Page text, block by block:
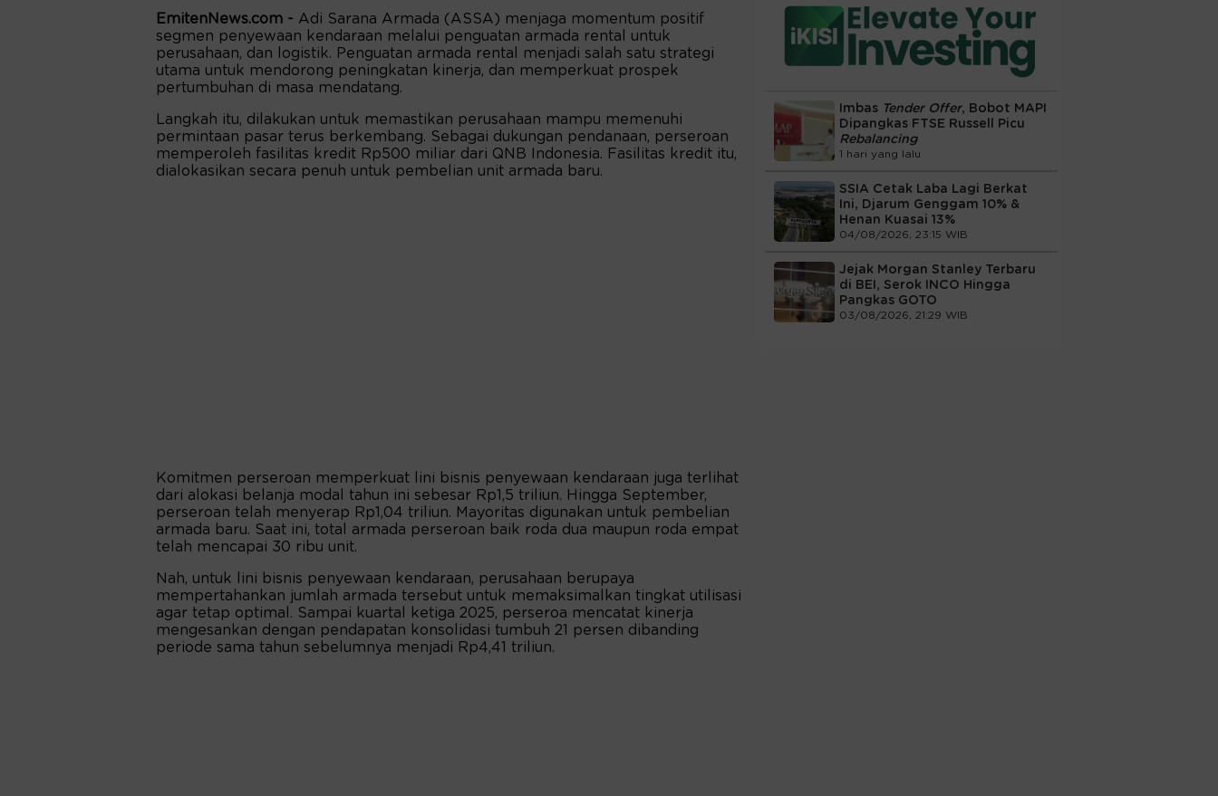
EmitenNews.com - Adi Sarana Armada (ASSA) menjaga momentum positif
segmen penyewaan kendaraan melalui penguatan armada rental untuk
perusahaan, dan logistik. Penguatan armada rental menjadi salah satu strategi
utama untuk mendorong peningkatan kinerja, dan memperkuat prospek
pertumbuhan di masa mendatang.
Langkah itu, dilakukan untuk memastikan perusahaan mampu memenuhi
permintaan pasar terus berkembang. Sebagai dukungan pendanaan, perseroan
memperoleh fasilitas kredit Rp500 miliar dari QNB Indonesia. Fasilitas kredit itu,
dialokasikan secara penuh untuk pembelian unit armada baru.
Komitmen perseroan memperkuat lini bisnis penyewaan kendaraan juga terlihat
dari alokasi belanja modal tahun ini sebesar Rp1,5 triliun. Hingga September,
perseroan telah menyerap Rp1,04 triliun. Mayoritas digunakan untuk pembelian
armada baru. Saat ini, total armada perseroan baik roda dua maupun roda empat
telah mencapai 30 ribu unit.
Nah, untuk lini bisnis penyewaan kendaraan, perusahaan berupaya
mempertahankan jumlah armada tersebut untuk memaksimalkan tingkat utilisasi
agar tetap optimal. Sampai kuartal ketiga 2025, perseroa mencatat kinerja
mengesankan dengan pendapatan konsolidasi tumbuh 21 persen dibanding
periode sama tahun sebelumnya menjadi Rp4,41 triliun.
Imbas Tender Offer, Bobot MAPI
Dipangkas FTSE Russell Picu
Rebalancing
1 hari yang lalu
SSIA Cetak Laba Lagi Berkat
Ini, Djarum Genggam 10% &
Henan Kuasai 13%
04/08/2026, 23:15 WIB
Jejak Morgan Stanley Terbaru
di BEI, Serok INCO Hingga
Pangkas GOTO
03/08/2026, 21:29 WIB